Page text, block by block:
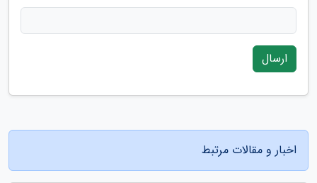
ارسال
اخبار و مقالات مرتبط